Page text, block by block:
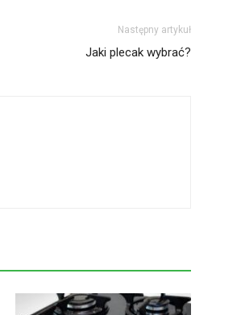
Następny artykuł
Jaki plecak wybrać?